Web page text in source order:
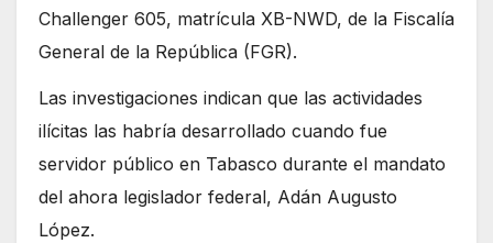
Challenger 605, matrícula XB-NWD, de la Fiscalía
General de la República (FGR).
Las investigaciones indican que las actividades
ilícitas las habría desarrollado cuando fue
servidor público en Tabasco durante el mandato
del ahora legislador federal, Adán Augusto
López.